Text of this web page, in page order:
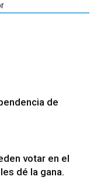
de
votar en el
dé la gana.